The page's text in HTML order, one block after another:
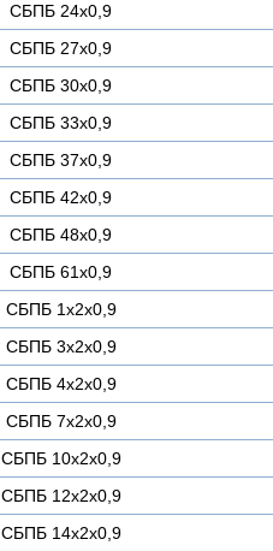
СБПБ 24х0,9
СБПБ 27х0,9
СБПБ 30х0,9
СБПБ 33х0,9
СБПБ 37х0,9
СБПБ 42х0,9
СБПБ 48х0,9
СБПБ 61х0,9
СБПБ 1х2х0,9
СБПБ 3х2х0,9
СБПБ 4х2х0,9
СБПБ 7х2х0,9
СБПБ 10х2х0,9
СБПБ 12х2х0,9
СБПБ 14х2х0,9